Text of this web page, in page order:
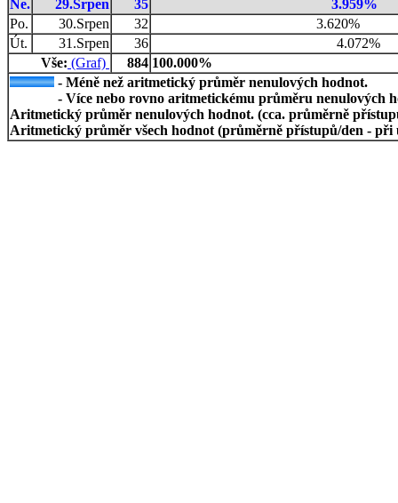
Ne.
29.Srpen 35
3.959%
Po.
30.Srpen 32
3.620%
Út.
31.Srpen 36
4.072%
Vše: (Graf) 884 100.000%
- Méně než aritmetický průměr nenulových hodnot.
- Více nebo rovno aritmetickému průměru nenulových
Aritmetický průměr nenulových hodnot. (cca. průměrně
Aritmetický průměr všech hodnot (průměrně přístupů/den - při